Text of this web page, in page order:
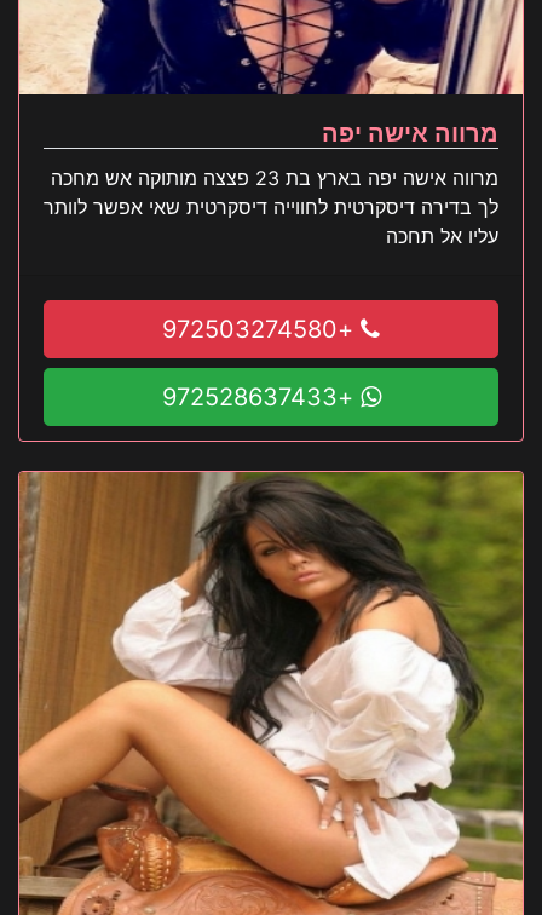
מרווה אישה יפה
מרווה אישה יפה בארץ בת 23 פצצה מותוקה אש מחכה
לך בדירה דיסקרטית לחווייה דיסקרטית שאי אפשר לוותר
עליו אל תחכה
+972503274580
+972528637433